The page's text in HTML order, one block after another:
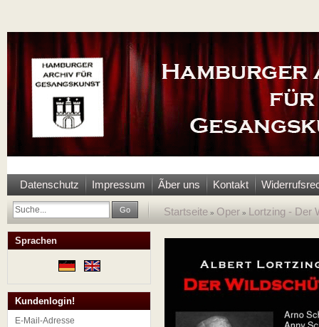
Datenschutz Impressum Ãber uns Kontakt
Go Startseite » Oper » Lortzing - Der
Sprachen
Kundenlogin!
E-Mail-Adresse